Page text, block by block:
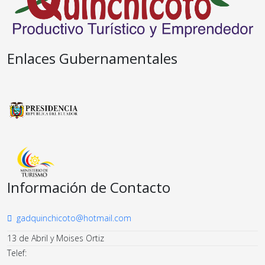
Enlaces Gubernamentales
Información de Contacto
gadquinchicoto@hotmail.com
13 de Abril y Moises Ortiz
Telef: